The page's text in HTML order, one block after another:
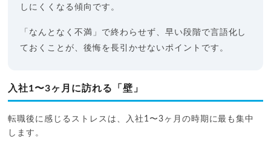
しにくくなる傾向です。
「なんとなく不満」で終わらせず、早い段階で言語化し
ておくことが、後悔を長引かせないポイントです。
入社1〜3ヶ月に訪れる「壁」
転職後に感じるストレスは、入社1〜3ヶ月の時期に最も集中
します。